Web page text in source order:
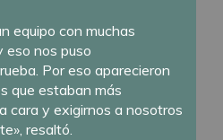
equipo con muchas
eso nos puso
Por eso aparecieron
que estaban más
cara y exigirnos a nosotros
resaltó.